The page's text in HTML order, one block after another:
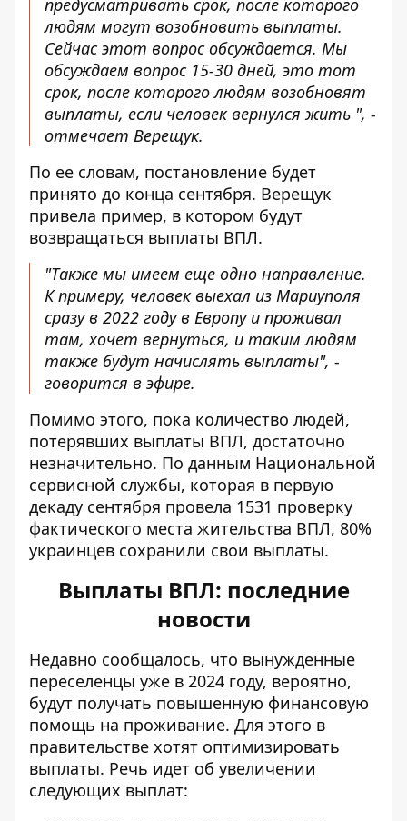
предусматривать срок, после которого
людям могут возобновить выплаты.
Сейчас этот вопрос обсуждается. Мы
обсуждаем вопрос 15-30 дней, это тот
срок, после которого людям возобновят
выплаты, если человек вернулся жить ", -
отмечает Верещук.
По ее словам, постановление будет
принято до конца сентября. Верещук
привела пример, в котором будут
возвращаться выплаты ВПЛ.
"Также мы имеем еще одно направление.
К примеру, человек выехал из Мариуполя
сразу в 2022 году в Европу и проживал
там, хочет вернуться, и таким людям
также будут начислять выплаты", -
говорится в эфире.
Помимо этого, пока количество людей,
потерявших выплаты ВПЛ, достаточно
незначительно. По данным Национальной
сервисной службы, которая в первую
декаду сентября провела 1531 проверку
фактического места жительства ВПЛ, 80%
украинцев сохранили свои выплаты.
Выплаты ВПЛ: последние
новости
Недавно сообщалось, что вынужденные
переселенцы уже в 2024 году, вероятно,
будут получать повышенную финансовую
помощь на проживание. Для этого в
правительстве хотят оптимизировать
выплаты. Речь идет об увеличении
следующих выплат: